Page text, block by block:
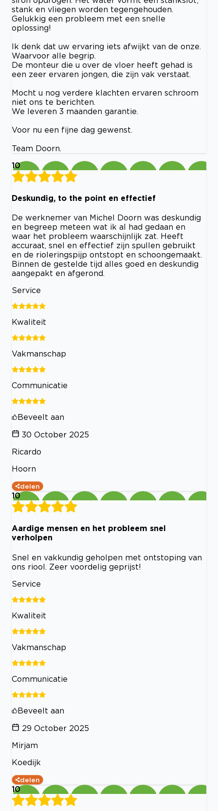
stank en vliegen worden tegengehouden.
Gelukkig een probleem met een snelle
oplossing!
Ik denk dat uw ervaring iets afwijkt van de onze.
Waarvoor alle begrip.
De monteur die u over de vloer heeft gehad is
een zeer ervaren jongen, die zijn vak verstaat.
Mocht u nog verdere klachten ervaren schroom
niet ons te berichten.
We leveren 3 maanden garantie.
Voor nu een fijne dag gewenst.
Team Doorn.
10
Deskundig, to the point en effectief
De werknemer van Michel Doorn was deskundig
en begreep meteen wat ik al had gedaan en
waar het probleem waarschijnlijk zat. Heeft
accuraat, snel en effectief zijn spullen gebruikt
en de rioleringspijp ontstopt en schoongemaakt.
Binnen de gestelde tijd alles goed en deskundig
aangepakt en afgerond.
Service
Kwaliteit
Vakmanschap
Communicatie
Beveelt aan
30 October 2025
Ricardo
Hoorn
delen
10
Aardige mensen en het probleem snel
verholpen
Snel en vakkundig geholpen met ontstoping van
ons riool. Zeer voordelig geprijst!
Service
Kwaliteit
Vakmanschap
Communicatie
Beveelt aan
29 October 2025
Mirjam
Koedijk
delen
10